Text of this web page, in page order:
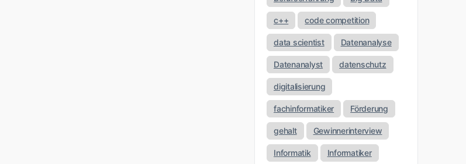
c++ code competition
data scientist Datenanalyse
Datenanalyst datenschutz
digitalisierung
fachinformatiker Förderung
gehalt Gewinnerinterview
Informatik Informatiker